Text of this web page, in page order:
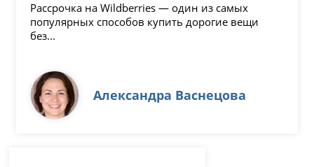
Рассрочка на Wildberries — один из самых
популярных способов купить дорогие вещи
без...
Александра Васнецова